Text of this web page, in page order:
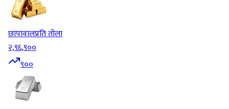
छापावालप्रति तोला
२,९६,९००
९००